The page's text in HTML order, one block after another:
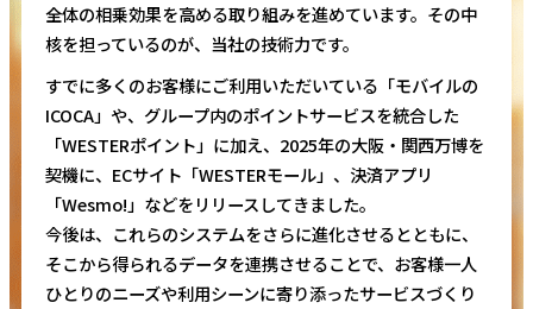
全体の相乗効果を高める取り組みを進めています。その中
核を担っているのが、当社の技術力です。
すでに多くのお客様にご利用いただいている「モバイルの
ICOCA」や、グループ内のポイントサービスを統合した
「WESTERポイント」に加え、2025年の大阪・関西万博を
契機に、ECサイト「WESTERモール」、決済アプリ
「Wesmo!」などをリリースしてきました。
今後は、これらのシステムをさらに進化させるとともに、
そこから得られるデータを連携させることで、お客様一人
ひとりのニーズや利用シーンに寄り添ったサービスづくり